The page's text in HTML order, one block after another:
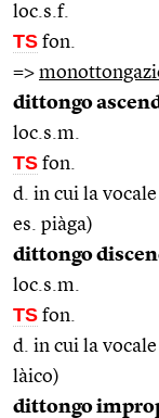
loc.s.f.
TS fon.
=>
dittongo
loc.s.m.
TS fon.
d. in cui la
es. piàga)
dittongo
loc.s.m.
TS fon.
d. in cui la
làico)
dittongo